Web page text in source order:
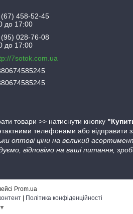
458-52-45
до 17:00
028-76-08
до 17:00
7sotok.com.ua
товари >> натиснути кнопку
телефонами або відправити
оптові ціни на великий
відповімо на ваші питання,
Prom.ua
Політика конфіденційності
▼